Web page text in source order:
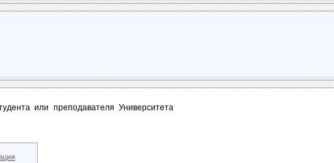
или преподавателя Университета